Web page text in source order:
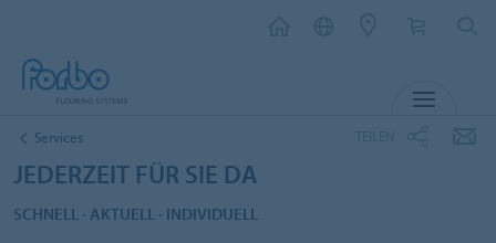
Services
JEDERZEIT FÜR SIE DA
SCHNELL ∙ AKTUELL ∙ INDIVIDUELL